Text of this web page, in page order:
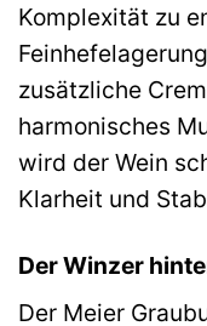
Komplexität zu
zusätzliche
harmonisches
wird der Wein
Klarheit und
Der Winzer
Der Meier